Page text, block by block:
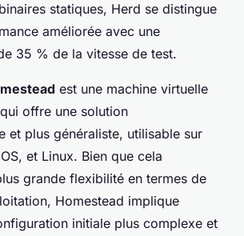
statiques, Herd se distingue
améliorée avec une
35 % de la vitesse de test.
est une machine virtuelle
offre une solution
et plus généraliste, utilisable sur
et Linux. Bien que cela
grande flexibilité en termes de
Homestead implique
initiale plus complexe et